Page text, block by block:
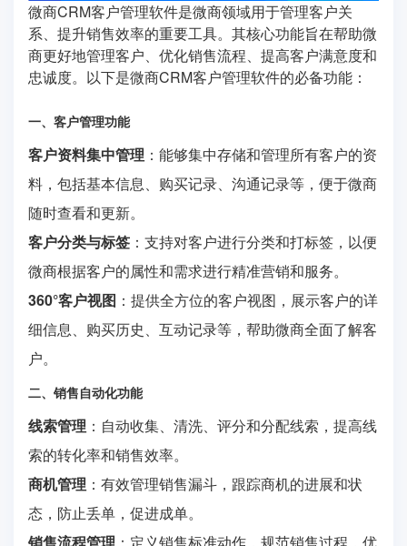
微商CRM客户管理软件是微商领域用于管理客户关
系、提升销售效率的重要工具。其核心功能旨在帮助微
商更好地管理客户、优化销售流程、提高客户满意度和
忠诚度。以下是微商CRM客户管理软件的必备功能：
一、客户管理功能
客户资料集中管理 ：能够集中存储和管理所有客户的资
料，包括基本信息、购买记录、沟通记录等，便于微商
随时查看和更新。
客户分类与标签 ：支持对客户进行分类和打标签，以便
微商根据客户的属性和需求进行精准营销和服务。
360°客户视图 ：提供全方位的客户视图，展示客户的详
细信息、购买历史、互动记录等，帮助微商全面了解客
户。
二、销售自动化功能
线索管理 ：自动收集、清洗、评分和分配线索，提高线
索的转化率和销售效率。
商机管理 ：有效管理销售漏斗，跟踪商机的进展和状
态，防止丢单，促进成单。